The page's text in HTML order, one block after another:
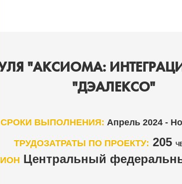
"АКСИОМА:
"ДЭАЛЕКСО"
СРОКИ ВЫПОЛНЕНИЯ: Апрель 2024 -
ТРУДОЗАТРАТЫ ПО ПРОЕКТУ: 205
Центральный